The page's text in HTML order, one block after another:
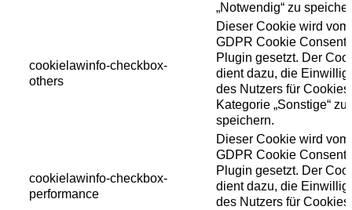
„Notwendig“ zu
cookielawinfo-checkbox-
others
Dieser Cookie wird vom
GDPR Cookie Consent
Plugin gesetzt. Der
dient dazu, die
des Nutzers für Cookies
Kategorie „Sonstige“ zu
speichern.
cookielawinfo-checkbox-
performance
Dieser Cookie wird vom
GDPR Cookie Consent
Plugin gesetzt. Der
dient dazu, die
des Nutzers für Cookies